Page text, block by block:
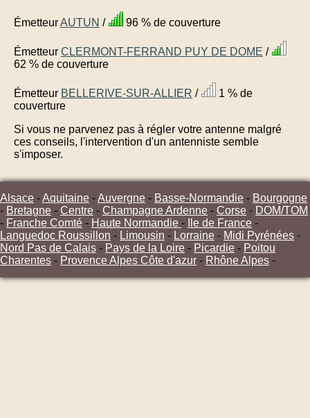
ÉmetteurAUTUN / 96 % de couverture
Émetteur CLERMONT-FERRAND PUY DE DOME /
62 % de couverture
Émetteur BELLERIVE-SUR-ALLIER /
1 % de
couverture
Si vous ne parvenez pas à régler votre antenne malgré
ces conseils, l'intervention d'un antenniste semble
s'imposer.
Alsace -Aquitaine -Auvergne - Basse-Normandie - Bourgogne
- Bretagne - Centre - Champagne Ardenne - Corse - DOM/TOM
- Franche Comté - Haute Normandie - Ile de France -
Languedoc Roussillon - Limousin - Lorraine - Midi Pyrénées -
Nord Pas de Calais - Pays de la Loire - Picardie - Poitou
Charentes - Provence Alpes Côte d'azur - Rhône Alpes -